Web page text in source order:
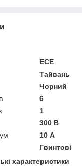
ECE
Тайвань
Чорний
6
1
300 В
10 А
Гвинтові
характеристики